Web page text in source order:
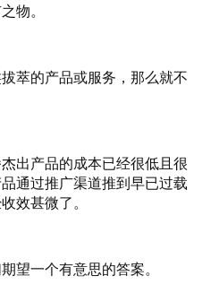
物。
萃的产品或服务，那么就不
出产品的成本已经很低且很
通过推广渠道推到早已过载
效甚微了。
望一个有意思的答案。